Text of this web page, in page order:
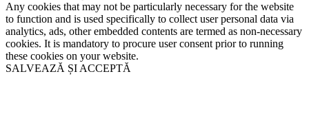
Any cookies that may not be particularly necessary for the website
to function and is used specifically to collect user personal data via
analytics, ads, other embedded contents are termed as non-necessary
cookies. It is mandatory to procure user consent prior to running
these cookies on your website.
SALVEAZĂ ȘI ACCEPTĂ